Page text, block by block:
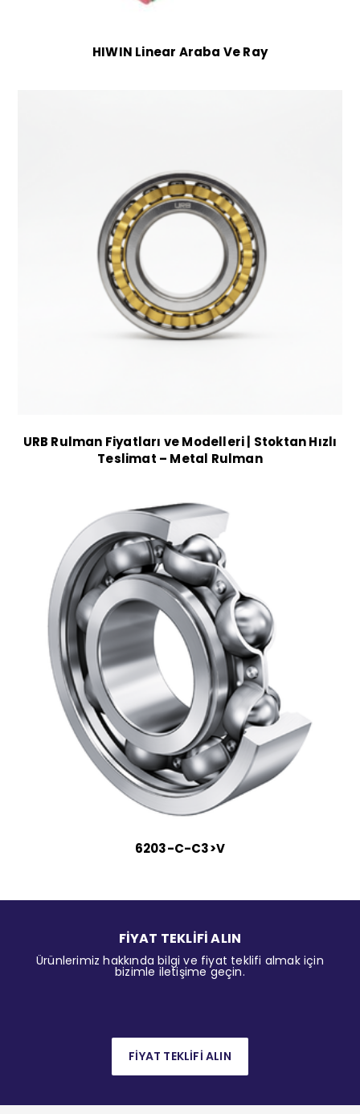
HIWIN Linear Araba Ve Ray
URB Rulman Fiyatları ve Modelleri | Stoktan Hızlı
Teslimat – Metal Rulman
6203-C-C3>V
FİYAT TEKLİFİ ALIN
Ürünlerimiz hakkında bilgi ve fiyat teklifi almak için
bizimle iletişime geçin.
FİYAT TEKLİFİ ALIN